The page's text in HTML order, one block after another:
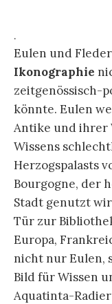
schwer
nach um einen
herannahenden
Körper sich
Wesen
Fledermäusen.
keinesfalls. Wir
Liegende
der Serie fällt
Mischwesen
aus einem
der Radierung
Beschreibung
chest of the